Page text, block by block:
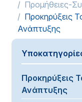
Προμήθειες-
Προκηρύξεις
Ανάπτυξης
Προκηρύξεις
Ανάπτυξης